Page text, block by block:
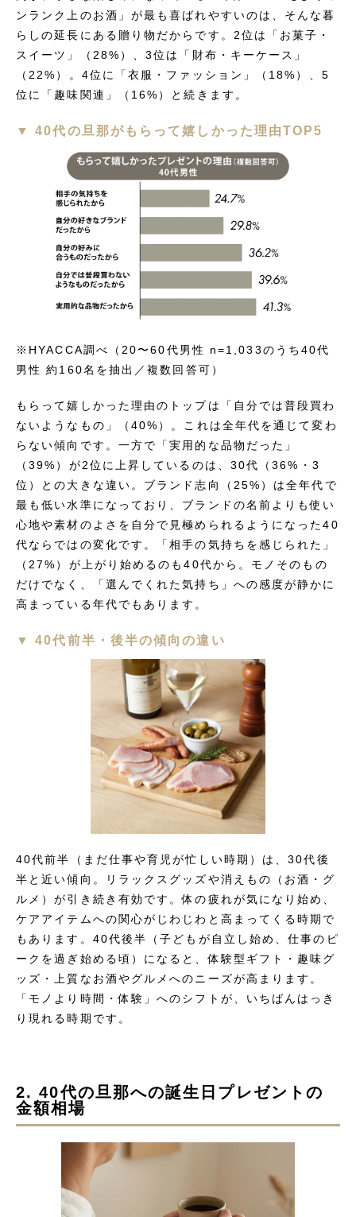
ンランク上のお酒」が最も喜ばれやすいのは、そんな暮
らしの延長にある贈り物だからです。2位は「お菓子・
スイーツ」（28%）、3位は「財布・キーケース」
（22%）。4位に「衣服・ファッション」（18%）、5
位に「趣味関連」（16%）と続きます。
▼ 40代の旦那がもらって嬉しかった理由TOP5
※HYACCA調べ（20〜60代男性 n=1,033のうち40代
男性 約160名を抽出／複数回答可）
もらって嬉しかった理由のトップは「自分では普段買わ
ないようなもの」（40%）。これは全年代を通じて変わ
らない傾向です。一方で「実用的な品物だった」
（39%）が2位に上昇しているのは、30代（36%・3
位）との大きな違い。ブランド志向（25%）は全年代で
最も低い水準になっており、ブランドの名前よりも使い
心地や素材のよさを自分で見極められるようになった40
代ならではの変化です。「相手の気持ちを感じられた」
（27%）が上がり始めるのも40代から。モノそのもの
だけでなく、「選んでくれた気持ち」への感度が静かに
高まっている年代でもあります。
▼ 40代前半・後半の傾向の違い
40代前半（まだ仕事や育児が忙しい時期）は、30代後
半と近い傾向。リラックスグッズや消えもの（お酒・グ
ルメ）が引き続き有効です。体の疲れが気になり始め、
ケアアイテムへの関心がじわじわと高まってくる時期で
もあります。40代後半（子どもが自立し始め、仕事のピ
ークを過ぎ始める頃）になると、体験型ギフト・趣味グ
ッズ・上質なお酒やグルメへのニーズが高まります。
「モノより時間・体験」へのシフトが、いちばんはっき
り現れる時期です。
2. 40代の旦那への誕生日プレゼントの
金額相場